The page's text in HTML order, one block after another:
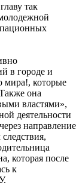
так
в городе и
мира!, которые
она
властями»,
деятельности
направление
которая после
к